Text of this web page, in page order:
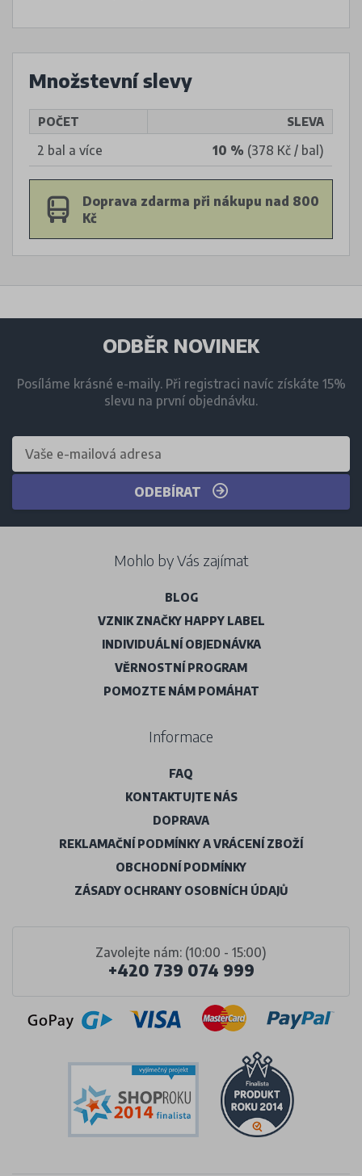
Množstevní slevy
POČET SLEVA
2 bal a více 10 % (378 Kč / bal)
Doprava zdarma při nákupu nad 800
Kč
ODBĚR NOVINEK
Posíláme krásné e-maily. Při registraci navíc získáte 15%
slevu na první objednávku.
ODEBÍRAT
Zavolejte nám: (10:00 - 15:00)
+420 739 074 999
Mohlo by Vás zajímat
BLOG
VZNIK ZNAČKY HAPPY LABEL
INDIVIDUÁLNÍ OBJEDNÁVKA
VĚRNOSTNÍ PROGRAM
POMOZTE NÁM POMÁHAT
Informace
FAQ
KONTAKTUJTE NÁS
DOPRAVA
REKLAMAČNÍ PODMÍNKY A VRÁCENÍ ZBOŽÍ
OBCHODNÍ PODMÍNKY
ZÁSADY OCHRANY OSOBNÍCH ÚDAJŮ